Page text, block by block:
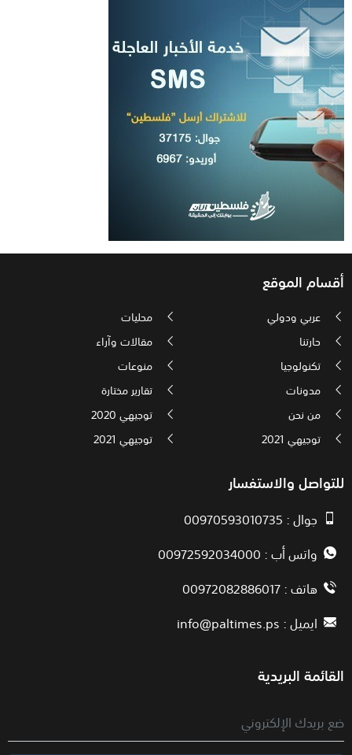
أقسام الموقع
عربي ودولي
محليات
حارتنا
مقالات وآراء
تكنولوجيا
منوعات
مدونات
تقارير مختارة
من نحن
توجيهي 2020
توجيهي 2021
توجيهي 2021
للتواصل والاستفسار
جوال : 00970593010735
واتس أب : 00972592034000
هاتف : 00972082886017
ايميل :info@paltimes.ps
القائمة البريدية